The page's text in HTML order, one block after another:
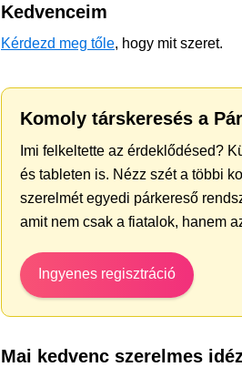
Kedvenceim
Kérdezd meg tőle, hogy mit szeret.
Komoly társkeresés a
Imi felkeltette az érdeklődésed?
és tableten is. Nézz szét a többi
szerelmét egyedi párkereső
amit nem csak a fiatalok, hanem
Ingyenes regisztráció
Mai kedvenc szerelmes